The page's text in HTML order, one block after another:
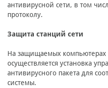
антивирусной сети, в том
протоколу.
Защита станций сети
На защищаемых компьютерах
осуществляется установка
антивирусного пакета для
системы.